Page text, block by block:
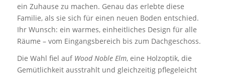
ein Zuhause zu machen. Genau das erlebte diese
Familie, als sie sich für einen neuen Boden entschied.
Ihr Wunsch: ein warmes, einheitliches Design für alle
Räume – vom Eingangsbereich bis zum Dachgeschoss.
Die Wahl fiel auf Wood Noble Elm, eine Holzoptik, die
Gemütlichkeit ausstrahlt und gleichzeitig pflegeleicht